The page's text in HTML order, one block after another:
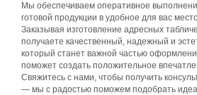
Мы обеспечиваем оперативное
готовой продукции в удобное для вас
Заказывая изготовление адресных
получаете качественный, надежный и
который станет важной частью
поможет создать положительное
Свяжитесь с нами, чтобы получить
— мы с радостью поможем подобрать